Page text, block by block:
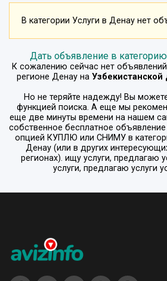
В категории Услуги в Денау нет
Дать объявление в
К сожалению сейчас нет объявлений
регионе Денау на
Но не теряйте надежду! Вы
функцией поиска. А еще мы
еще две минуты времени на нашем
собственное бесплатное
опцией КУПЛЮ или СНИМУ в
Денау (или в других
регионах). ищу услуги, предлагаю
услуги, предлагаю услуги